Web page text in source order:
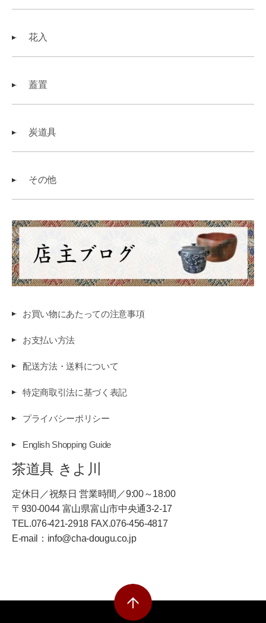
花入
蓋置
炭道具
その他
お買い物にあたっての注意事項
お支払い方法
配送方法・送料について
特定商取引法に基づく表記
プライバシーポリシー
English Shopping Guide
茶道具 きよ川
定休日／祝祭日 営業時間／9:00～18:00
〒930-0044 富山県富山市中央通3-2-17
TEL.076-421-2918 FAX.076-456-4817
E-mail：info@cha-dougu.co.jp